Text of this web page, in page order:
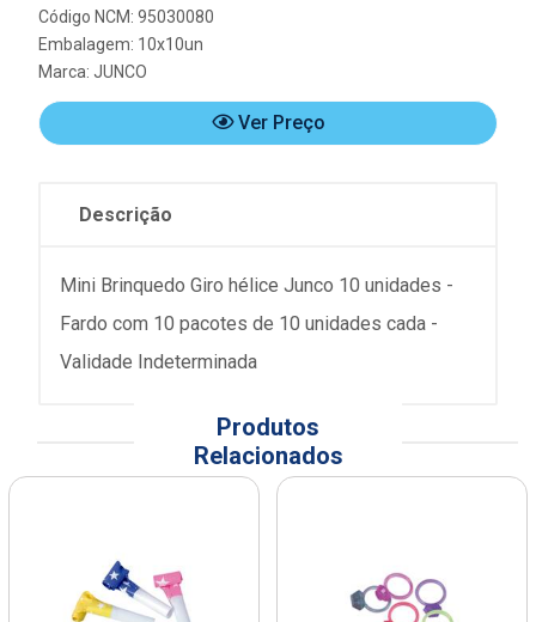
Código NCM: 95030080
Embalagem: 10x10un
Marca: JUNCO
Ver Preço
Descrição
Mini Brinquedo Giro hélice Junco 10 unidades -
Fardo com 10 pacotes de 10 unidades cada -
Validade Indeterminada
Produtos
Relacionados